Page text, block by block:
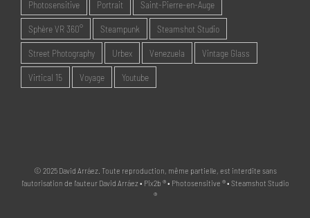
Photosensitive Portrait Saint-Pierre-en-Auge
Sphère VR 360° Steampunk Steamshot Studio
Street Photography Urbex Venezuela Vintage Glass
Virtical 15 Voyage Youtube
© 2025 David Arráez. Toute reproduction, même partielle, est interdite sans
l'autorisation de l'auteur David Arráez • Pix2b ® • Photosensitive ® • Steamshot Studio
®